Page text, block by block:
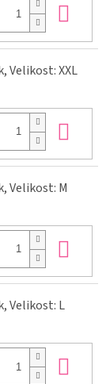
Velikost: XXL
Velikost: M
Velikost: L